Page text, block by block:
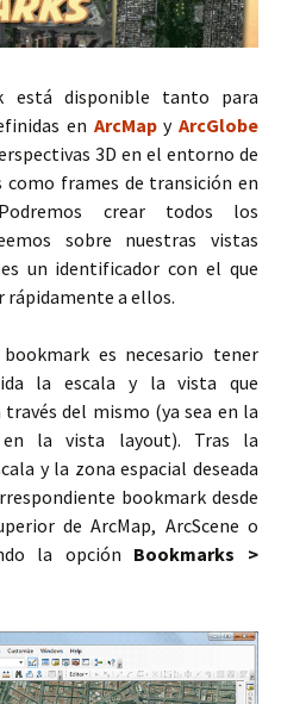
está disponible tanto para
en ArcMapyArcGlobe
3D en el entorno de
frames de transición en
crear todos los
sobre nuestras vistas
un identificador con el que
rápidamente a ellos.
es necesario tener
la escala y la vista que
del mismo (ya sea en la
la vista layout). Tras la
y la zona espacial deseada
bookmark desde
de ArcMap, ArcScene o
la opción Bookmarks >